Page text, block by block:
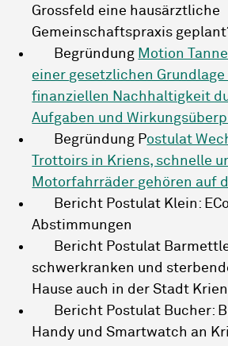
Grossfeld eine hausärztliche
Gemeinschaftspraxis
Begründung Motion
einer gesetzlichen
finanziellen Nachhaltigkeit
Aufgaben und
Begründung Postulat
Trottoirs in Kriens, schnelle
Motorfahrräder gehören auf
Bericht Postulat Klein:
Abstimmungen
Bericht Postulat
schwerkranken und
Hause auch in der Stadt
Bericht Postulat Bucher:
Handy und Smartwatch an